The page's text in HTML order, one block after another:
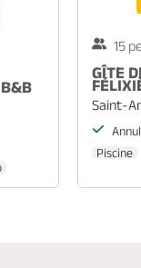
B&B
15
GÎTE
Saint-
Piscine